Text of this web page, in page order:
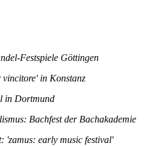
Festspiele Göttingen
vincitore' in Konstanz
in Dortmund
Bachfest der Bachakademie
'zamus: early music festival'